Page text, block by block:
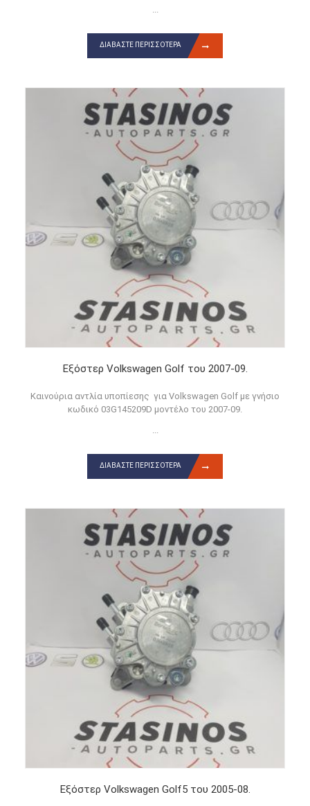
ΔΙΑΒΆΣΤΕ ΠΕΡΙΣΣΌΤΕΡΑ
Εξόστερ Volkswagen Golf του 2007-09.
Καινούρια αντλία υποπίεσης για Volkswagen Golf με γνήσιο
κωδικό 03G145209D μοντέλο του 2007-09.
ΔΙΑΒΆΣΤΕ ΠΕΡΙΣΣΌΤΕΡΑ
Εξόστερ Volkswagen Golf5 του 2005-08.